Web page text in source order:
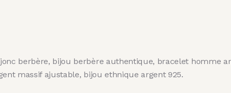
berbère, bijou berbère authentique, bracelet homme
massif ajustable, bijou ethnique argent 925.